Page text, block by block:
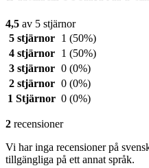
4,5 av 5 stjärnor
5 stjärnor
1 (50%)
4 stjärnor
1 (50%)
3 stjärnor 0 (0%)
2 stjärnor 0 (0%)
1 Stjärnor 0 (0%)
2 recensioner
Vi har inga recensioner på
tillgängliga på ett annat språk.